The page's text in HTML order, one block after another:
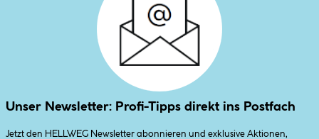
Unser Newsletter: Profi-Tipps direkt ins Postfach
Jetzt den HELLWEG Newsletter abonnieren und exklusive Aktionen,